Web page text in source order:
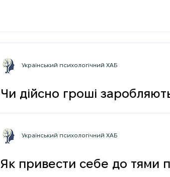
Чи дійсно гроші
фрази
Український психологічний ХАБ
Як привести себе до тями
Український психологічний ХАБ